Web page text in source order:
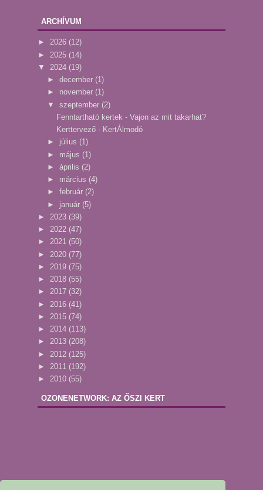
ARCHÍVUM
► 2026 (12)
► 2025 (14)
▼ 2024 (19)
► december (1)
► november (1)
▼ szeptember (2)
Fenntartható kertek - Vajon az mit takarhat?
Kerttervező - KertÁlmodó
► július (1)
► május (1)
► április (2)
► március (4)
► február (2)
► január (5)
► 2023 (39)
► 2022 (47)
► 2021 (50)
► 2020 (77)
► 2019 (75)
► 2018 (55)
► 2017 (32)
► 2016 (41)
► 2015 (74)
► 2014 (113)
► 2013 (208)
► 2012 (125)
► 2011 (192)
► 2010 (55)
OZONENETWORK: AZ ŐSZI KERT